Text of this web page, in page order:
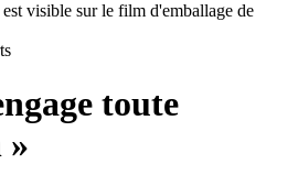
visible sur le film d'emballage de
toute
»